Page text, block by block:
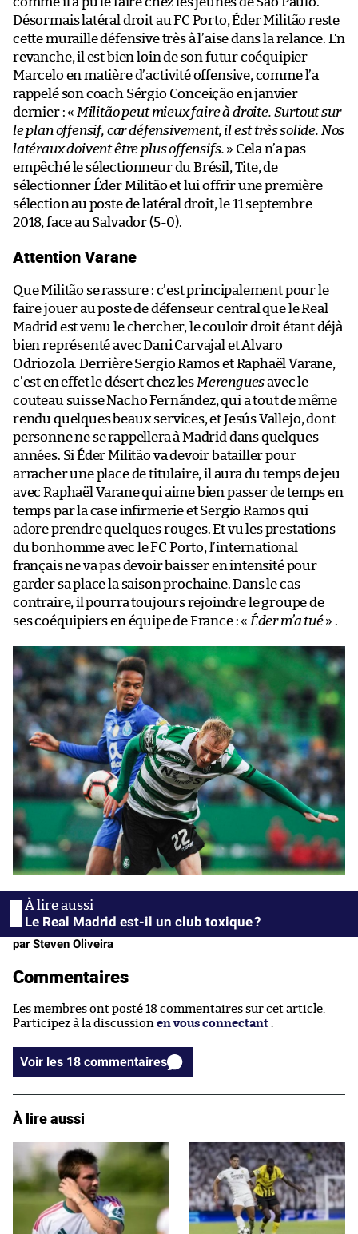
Désormais latéral droit au FC Porto, Éder Militão reste
cette muraille défensive très à l’aise dans la relance. En
revanche, il est bien loin de son futur coéquipier
Marcelo en matière d’activité offensive, comme l’a
rappelé son coach Sérgio Conceição en janvier
dernier : « Militão peut mieux faire à droite. Surtout sur
le plan offensif, car défensivement, il est très solide. Nos
latéraux doivent être plus offensifs. » Cela n’a pas
empêché le sélectionneur du Brésil, Tite, de
sélectionner Éder Militão et lui offrir une première
sélection au poste de latéral droit, le 11 septembre
2018, face au Salvador (5-0).
Attention Varane
Que Militão se rassure : c’est principalement pour le
faire jouer au poste de défenseur central que le Real
Madrid est venu le chercher, le couloir droit étant déjà
bien représenté avec Dani Carvajal et Alvaro
Odriozola. Derrière Sergio Ramos et Raphaël Varane,
c’est en effet le désert chez les Merenguesavec le
couteau suisse Nacho Fernández, qui a tout de même
rendu quelques beaux services, et Jesús Vallejo, dont
personne ne se rappellera à Madrid dans quelques
années. Si Éder Militão va devoir batailler pour
arracher une place de titulaire, il aura du temps de jeu
avec Raphaël Varane qui aime bien passer de temps en
temps par la case infirmerie et Sergio Ramos qui
adore prendre quelques rouges. Et vu les prestations
du bonhomme avec le FC Porto, l’international
français ne va pas devoir baisser en intensité pour
garder sa place la saison prochaine. Dans le cas
contraire, il pourra toujours rejoindre le groupe de
ses coéquipiers en équipe de France : « Éder m’a tué» .
Le Real Madrid est-il un club toxique ?
par Steven Oliveira
Commentaires
Les membres ont posté 18 commentaires sur cet article.
Participez à la discussion en vous connectant
Voir les 18 commentaires
À lire aussi